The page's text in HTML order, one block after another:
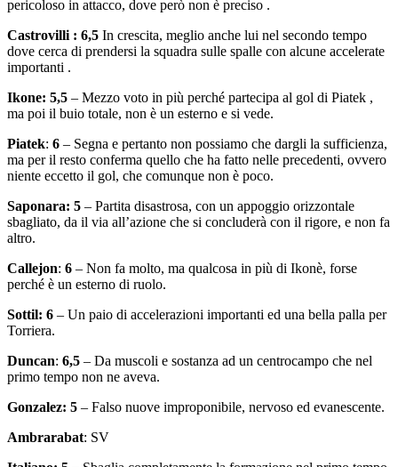
pericoloso in attacco, dove però non è preciso .
Castrovilli : 6,5 In crescita, meglio anche lui nel secondo tempo
dove cerca di prendersi la squadra sulle spalle con alcune accelerate
importanti .
Ikone: 5,5 – Mezzo voto in più perché partecipa al gol di Piatek ,
ma poi il buio totale, non è un esterno e si vede.
Piatek: 6 – Segna e pertanto non possiamo che dargli la sufficienza,
ma per il resto conferma quello che ha fatto nelle precedenti, ovvero
niente eccetto il gol, che comunque non è poco.
Saponara: 5 – Partita disastrosa, con un appoggio orizzontale
sbagliato, da il via all’azione che si concluderà con il rigore, e non fa
altro.
Callejon: 6 – Non fa molto, ma qualcosa in più di Ikonè, forse
perché è un esterno di ruolo.
Sottil: 6 – Un paio di accelerazioni importanti ed una bella palla per
Torriera.
Duncan: 6,5 – Da muscoli e sostanza ad un centrocampo che nel
primo tempo non ne aveva.
Gonzalez: 5 – Falso nuove improponibile, nervoso ed evanescente.
Ambrarabat: SV